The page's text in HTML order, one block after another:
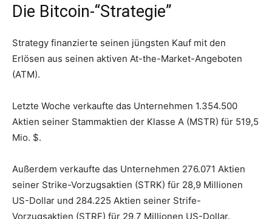
Die Bitcoin-“Strategie”
Strategy finanzierte seinen jüngsten Kauf mit den
Erlösen aus seinen aktiven At-the-Market-Angeboten
(ATM).
Letzte Woche verkaufte das Unternehmen 1.354.500
Aktien seiner Stammaktien der Klasse A (MSTR) für 519,5
Mio. $.
Außerdem verkaufte das Unternehmen 276.071 Aktien
seiner Strike-Vorzugsaktien (STRK) für 28,9 Millionen
US-Dollar und 284.225 Aktien seiner Strife-
Vorzugsaktien (STRF) für 29,7 Millionen US-Dollar.